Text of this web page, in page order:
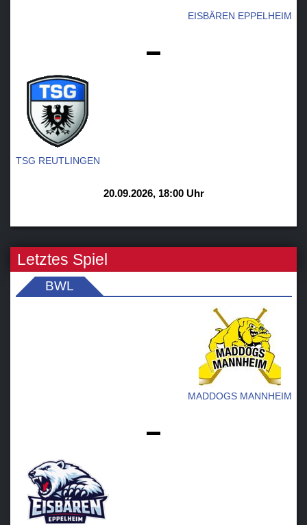
EISBÄREN EPPELHEIM
-
TSG REUTLINGEN
20.09.2026, 18:00 Uhr
Letztes Spiel
BWL
MADDOGS MANNHEIM